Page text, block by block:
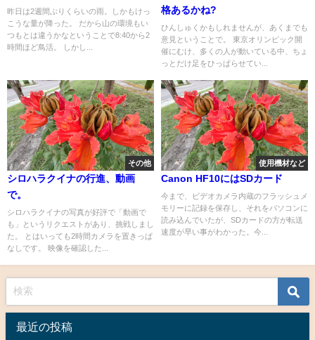
昨日は2週間ぶりくらいの雨。しかもけっ
こうな量が降った。 だから山の環境もい
つもとは違うかなということで8:40から2
時間ほど鳥活。 しかし...
格あるかね?
ひんしゅくかもしれませんが、あくまでも
意見ということで。 東京オリンピック開
催にむけ、多くの人が動いている中、ちょ
っとだけ足をひっぱらせてい...
その他
シロハラクイナの行進、動画
で。
シロハラクイナの写真が好評で「動画で
も」というリクエストがあり、挑戦しまし
た。 とはいっても2時間カメラを置きっぱ
なしです。 映像を確認した...
使用機材など
Canon HF10にはSDカード
今まで、ビデオカメラ内蔵のフラッシュメ
モリーに記録を保存し、それをパソコンに
読み込んでいたが、SDカードの方が転送
速度が早い事がわかった。今...
最近の投稿